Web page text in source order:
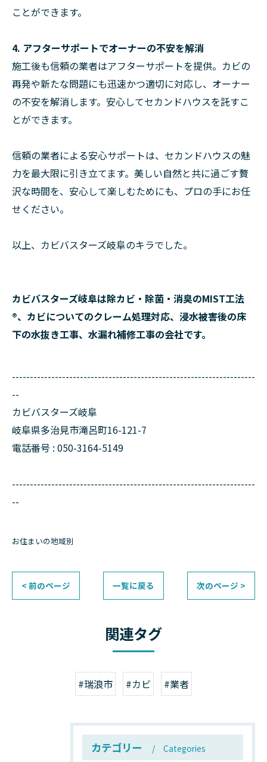
ことができます。
4. アフターサポートでオーナーの不安を解消
施工後も信頼の業者はアフターサポートを提供。カビの
再発や新たな問題にも迅速かつ適切に対応し、オーナー
の不安を解消します。安心してセカンドハウスを託すこ
とができます。
信頼の業者による安心サポートは、セカンドハウスの魅
力を最大限に引き立てます。美しい自然と共に過ごす贅
沢な時間を、安心して楽しむためにも、プロの手にお任
せください。
以上、カビバスターズ岐阜のキラでした。
カビバスターズ岐阜は除カビ・除菌・消臭のMIST工法
®、カビについてのクレーム処理対応、浸水被害後の床
下の水抜き工事、水漏れ補修工事の会社です。
--------------------------------------------------------------------
--
カビバスターズ岐阜
岐阜県多治見市滝呂町16-121-7
電話番号 : 050-3164-5149
--------------------------------------------------------------------
--
お住まいの地域別
< 前のページ 一覧に戻る 次のページ >
関連タグ
#瑞浪市 #カビ #業者
カテゴリー Categories